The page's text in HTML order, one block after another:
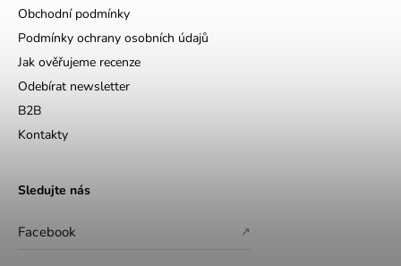
Obchodní podmínky
Podmínky ochrany osobních údajů
Jak ověřujeme recenze
Odebírat newsletter
B2B
Kontakty
Sledujte nás
Facebook ↗